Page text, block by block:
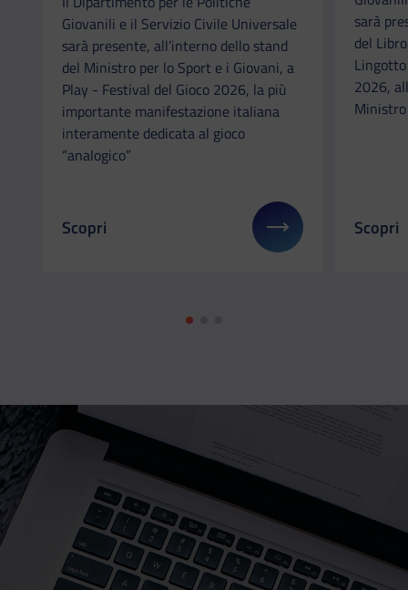
Giovanili e il Servizio Civile Universale
sarà presente, all’interno dello stand
del Ministro per lo Sport e i Giovani, a
Play - Festival del Gioco 2026, la più
importante manifestazione italiana
interamente dedicata al gioco
“analogico”
Il link ti porterà ad avere maggiori dettagli su: Il
Scopri
sarà
del
2026,
Il link
Scopri